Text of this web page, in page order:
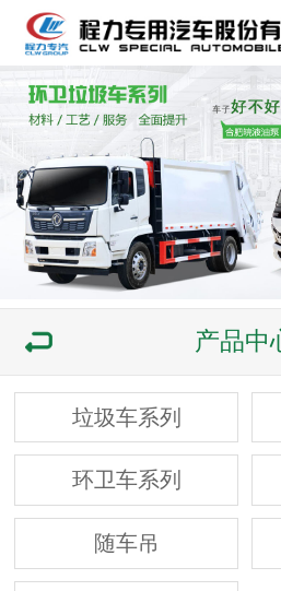
产品中
垃圾车系列
环卫车系列
随车吊